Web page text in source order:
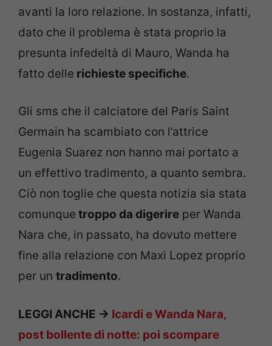
avanti la loro relazione. In sostanza, infatti,
dato che il problema è stata proprio la
presunta infedeltà di Mauro, Wanda ha
fatto delle richieste specifiche.
Gli sms che il calciatore del Paris Saint
Germain ha scambiato con l’attrice
Eugenia Suarez non hanno mai portato a
un effettivo tradimento, a quanto sembra.
Ciò non toglie che questa notizia sia stata
comunque troppo da digerire per Wanda
Nara che, in passato, ha dovuto mettere
fine alla relazione con Maxi Lopez proprio
per un tradimento.
LEGGI ANCHE -> Icardi e Wanda Nara,
post bollente di notte: poi scompare